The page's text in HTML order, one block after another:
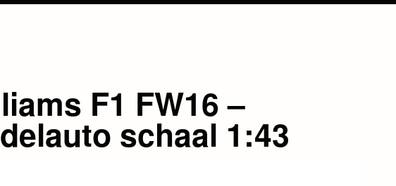
F1 FW16 –
schaal 1:43